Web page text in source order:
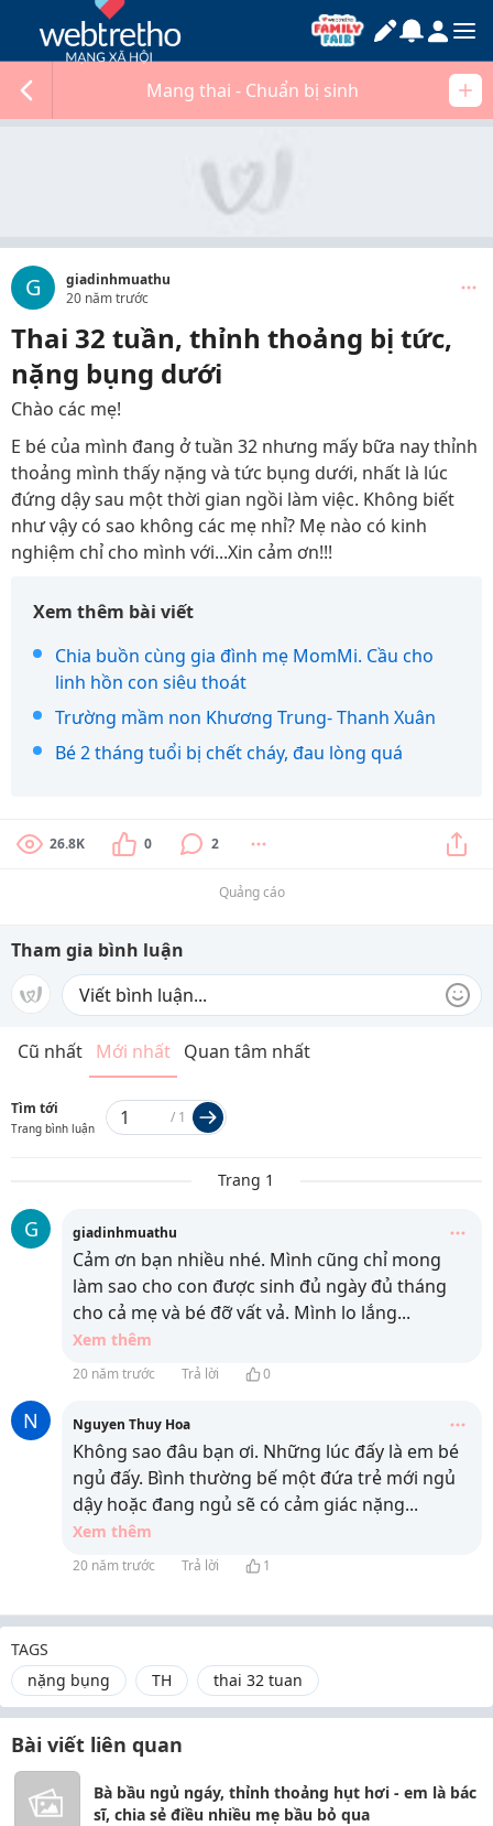
Mang thai - Chuẩn bị sinh
G
giadinhmuathu
20 năm trước
Thai 32 tuần, thỉnh thoảng bị tức,
nặng bụng dưới
Chào các mẹ!
E bé của mình đang ở tuần 32 nhưng mấy bữa nay thỉnh
thoảng mình thấy nặng và tức bụng dưới, nhất là lúc
đứng dậy sau một thời gian ngồi làm việc. Không biết
như vậy có sao không các mẹ nhỉ? Mẹ nào có kinh
nghiệm chỉ cho mình với...Xin cảm ơn!!!
Xem thêm bài viết
Chia buồn cùng gia đình mẹ MomMi. Cầu cho
linh hồn con siêu thoát
Trường mầm non Khương Trung- Thanh Xuân
Bé 2 tháng tuổi bị chết cháy, đau lòng quá
26.8K 0 2
Quảng cáo
Tham gia bình luận
Cũ nhất Mới nhất Quan tâm nhất
Tìm tới
Trang bình luận
/ 1
Trang 1
G giadinhmuathu
Cảm ơn bạn nhiều nhé. Mình cũng chỉ mong
làm sao cho con được sinh đủ ngày đủ tháng
cho cả mẹ và bé đỡ vất vả. Mình lo lắng...
Xem thêm
20 năm trước Trả lời 0
N Nguyen Thuy Hoa
Không sao đâu bạn ơi. Những lúc đấy là em bé
ngủ đấy. Bình thường bế một đứa trẻ mới ngủ
dậy hoặc đang ngủ sẽ có cảm giác nặng...
Xem thêm
20 năm trước Trả lời 1
TAGS
nặng bụng
TH thai 32 tuan
Bài viết liên quan
Bà bầu ngủ ngáy, thỉnh thoảng hụt hơi - em là bác
sĩ, chia sẻ điều nhiều mẹ bầu bỏ qua